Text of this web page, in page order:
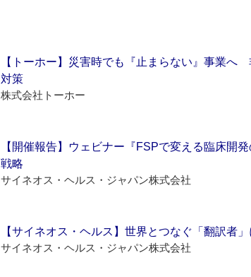
【トーホー】災害時でも『止まらない』事業へ
対策
株式会社トーホー
【開催報告】ウェビナー『FSPで変える臨床開
戦略
サイネオス・ヘルス・ジャパン株式会社
【サイネオス・ヘルス】世界とつなぐ「翻訳者
サイネオス・ヘルス・ジャパン株式会社